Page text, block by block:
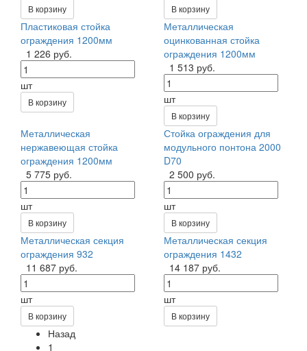
В корзину В корзину
Пластиковая стойка
ограждения 1200мм
1 226 руб.
шт
В корзину
Металлическая
оцинкованная стойка
ограждения 1200мм
1 513 руб.
шт
В корзину
Металлическая
нержавеющая стойка
ограждения 1200мм
5 775 руб.
шт
В корзину
Стойка ограждения для
модульного понтона 2000
D70
2 500 руб.
шт
В корзину
Металлическая секция
ограждения 932
11 687 руб.
шт
В корзину
Металлическая секция
ограждения 1432
14 187 руб.
шт
В корзину
Назад
1